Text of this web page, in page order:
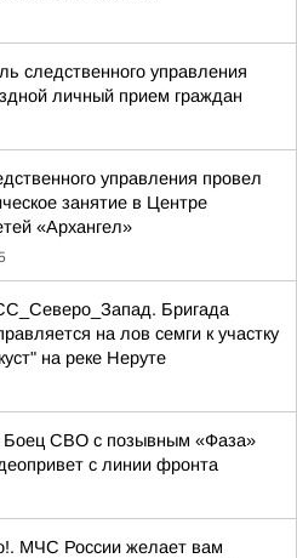
следственного управления
личный прием граждан
управления провел
занятие в Центре
«Архангел»
Бригада
на лов семги к участку
на реке Неруте
Боец СВО с позывным «Фаза»
с линии фронта
МЧС России желает вам